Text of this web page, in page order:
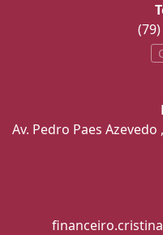
Av. Pedro Paes